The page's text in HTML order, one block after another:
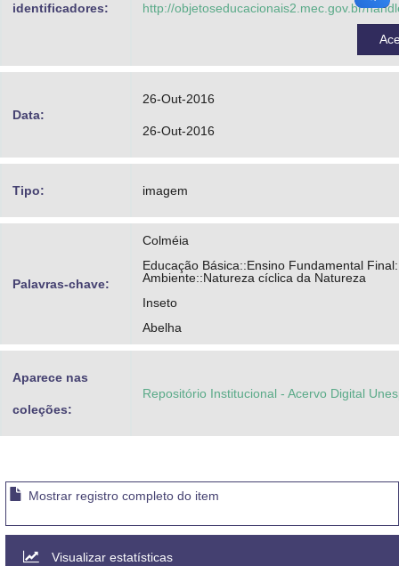
identificadores: http://objetoseducacionais2.mec.gov.br/
Data:
26-Out-2016
26-Out-2016
Tipo: imagem
Palavras-chave:
Colméia
Educação Básica::Ensino Fundamental
Ambiente::Natureza cíclica da Natureza
Inseto
Abelha
Aparece nas
coleções:
Repositório Institucional - Acervo Digital
Mostrar registro completo do item
Visualizar estatísticas